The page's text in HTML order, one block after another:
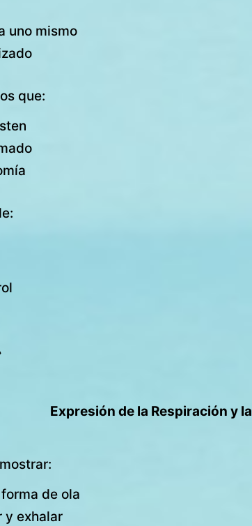
uno mismo
que:
Expresión de la Respiración y
de ola
y exhalar